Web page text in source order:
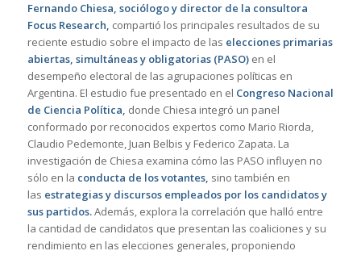
Fernando Chiesa, sociólogo y director de la consultora
Focus Research, compartió los principales resultados de su
reciente estudio sobre el impacto de las elecciones primarias
abiertas, simultáneas y obligatorias (PASO)en el
desempeño electoral de las agrupaciones políticas en
Argentina. El estudio fue presentado en el Congreso Nacional
de Ciencia Política, donde Chiesa integró un panel
conformado por reconocidos expertos como Mario Riorda,
Claudio Pedemonte, Juan Belbis y Federico Zapata. La
investigación de Chiesa examina cómo las PASO influyen no
sólo en la conducta de los votantes, sino también en
las estrategias y discursos empleados por los candidatos y
sus partidos.Además, explora la correlación que halló entre
la cantidad de candidatos que presentan las coaliciones y su
rendimiento en las elecciones generales, proponiendo